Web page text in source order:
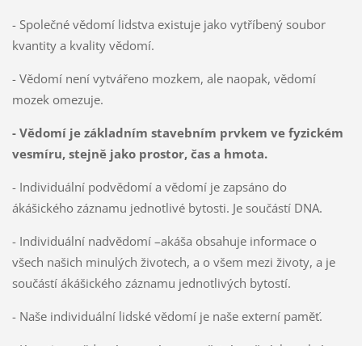
- Společné vědomí lidstva existuje jako vytříbený soubor
kvantity a kvality vědomí.
- Vědomí není vytvářeno mozkem, ale naopak, vědomí
mozek omezuje.
- Vědomí je základním stavebním prvkem ve fyzickém
vesmíru, stejně jako prostor, čas a hmota.
- Individuální podvědomí a vědomí je zapsáno do
ákášického záznamu jednotlivé bytosti. Je součástí DNA.
- Individuální nadvědomí –akáša obsahuje informace o
všech našich minulých životech, a o všem mezi životy, a je
součástí ákášického záznamu jednotlivých bytostí.
- Naše individuální lidské vědomí je naše externí paměť.